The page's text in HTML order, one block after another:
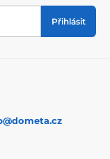
Přihlásit